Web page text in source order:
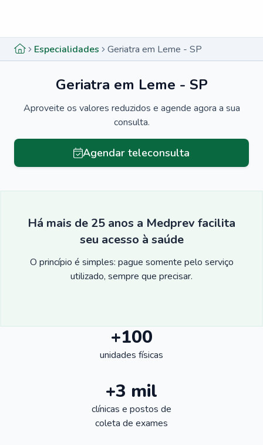
Especialidades Geriatra em Leme - SP
Geriatra em Leme - SP
Aproveite os valores reduzidos e agende agora a sua
consulta.
Agendar teleconsulta
Há mais de 25 anos a Medprev facilita
seu acesso à saúde
O princípio é simples: pague somente pelo serviço
utilizado, sempre que precisar.
+100
unidades físicas
+3 mil
clínicas e postos de
coleta de exames